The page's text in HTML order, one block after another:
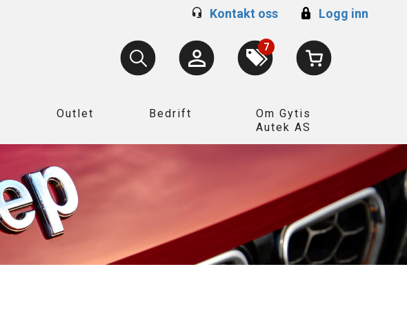
Kontakt oss Logg inn
7
Outlet Bedrift
Om Gytis
Autek AS